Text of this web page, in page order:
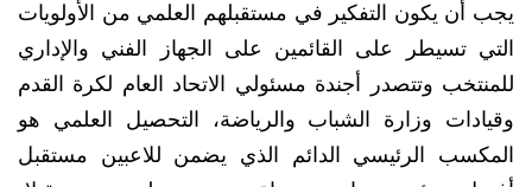
يجب أن يكون التفكير في مستقبلهم العلمي من الأولويات
التي تسيطر على القائمين على الجهاز الفني والإداري
للمنتخب وتتصدر أجندة مسئولي الاتحاد العام لكرة القدم
وقيادات وزارة الشباب والرياضة، التحصيل العلمي هو
المكسب الرئيسي الدائم الذي يضمن للاعبين مستقبل